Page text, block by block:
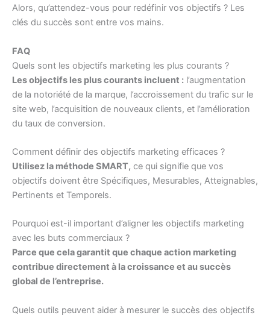
Alors, qu’attendez-vous pour redéfinir vos objectifs ? Les
clés du succès sont entre vos mains.
FAQ
Quels sont les objectifs marketing les plus courants ?
Les objectifs les plus courants incluent : l’augmentation
de la notoriété de la marque, l’accroissement du trafic sur le
site web, l’acquisition de nouveaux clients, et l’amélioration
du taux de conversion.
Comment définir des objectifs marketing efficaces ?
Utilisez la méthode SMART, ce qui signifie que vos
objectifs doivent être Spécifiques, Mesurables, Atteignables,
Pertinents et Temporels.
Pourquoi est-il important d’aligner les objectifs marketing
avec les buts commerciaux ?
Parce que cela garantit que chaque action marketing
contribue directement à la croissance et au succès
global de l’entreprise.
Quels outils peuvent aider à mesurer le succès des objectifs